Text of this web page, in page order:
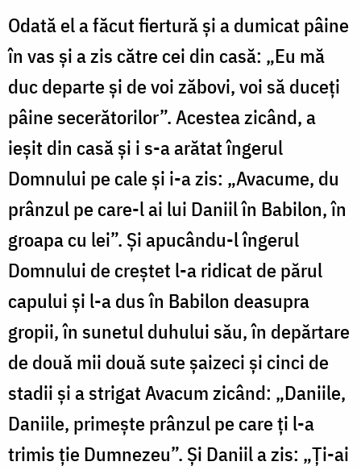
Odată el a făcut fiertură și a dumicat pâine
în vas și a zis către cei din casă: „Eu mă
duc departe și de voi zăbovi, voi să duceți
pâine secerătorilor”. Acestea zicând, a
ieșit din casă și i s-a arătat îngerul
Domnului pe cale și i-a zis: „Avacume, du
prânzul pe care-l ai lui Daniil în Babilon, în
groapa cu lei”. Și apucându-l îngerul
Domnului de creștet l-a ridicat de părul
capului și l-a dus în Babilon deasupra
gropii, în sunetul duhului său, în depărtare
de două mii două sute șaizeci și cinci de
stadii și a strigat Avacum zicând: „Daniile,
Daniile, primește prânzul pe care ți l-a
trimis ție Dumnezeu”. Și Daniil a zis: „Ți-ai